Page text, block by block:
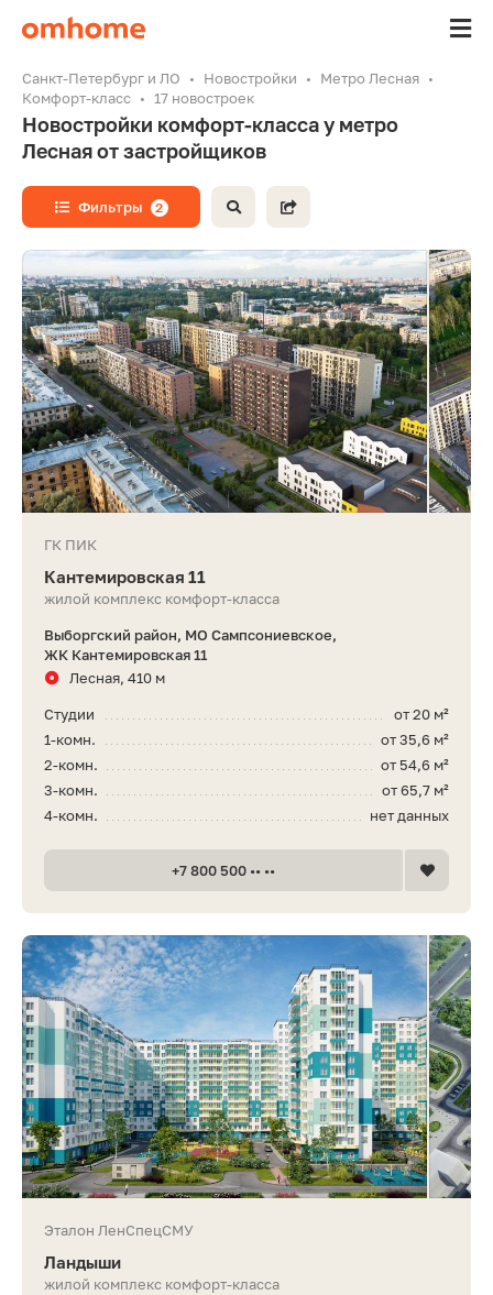
Санкт-Петербург и ЛО Новостройки
Метро Лесная
Комфорт-класс
17 новостроек
Новостройки комфорт-класса у метро
Лесная от застройщиков
Фильтры 2
ГК ПИК
Кантемировская 11
жилой комплекс комфорт-класса
Выборгский район, МО Сампсониевское,
ЖК Кантемировская 11
Лесная, 410 м
от 20 м²
Студии
от 35,6 м²
1-комн.
от 54,6 м²
2-комн.
от 65,7 м²
3-комн.
нет данных
4-комн.
+7 800 500 •• ••
Эталон ЛенСпецСМУ
Ландыши
жилой комплекс комфорт-класса